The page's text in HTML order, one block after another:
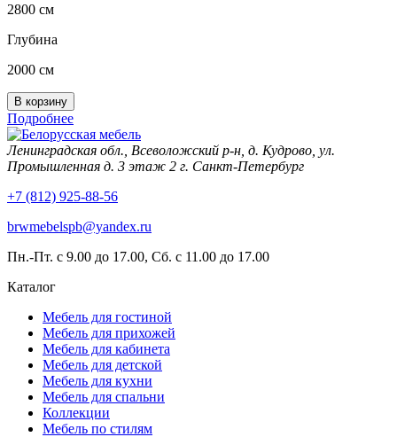
2800 см
Глубина
2000 см
Подробнее
Ленинградская обл., Всеволожский р-н, д. Кудрово, ул.
Промышленная д. 3 этаж 2 г. Санкт-Петербург
+7 (812) 925-88-56
brwmebelspb@yandex.ru
Пн.-Пт. с 9.00 до 17.00, Сб. с 11.00 до 17.00
Каталог
Мебель для гостиной
Мебель для прихожей
Мебель для кабинета
Мебель для детской
Мебель для кухни
Мебель для спальни
Коллекции
Мебель по стилям